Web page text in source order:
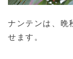
ナンテンは、晩
せます。